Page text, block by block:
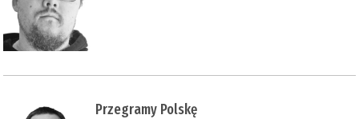
Przegramy Polskę